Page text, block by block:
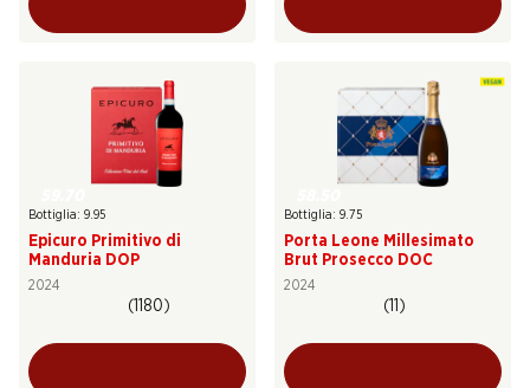
Bottiglia: 9.95
Epicuro Primitivo di
Manduria DOP
2024
(1180)
Bottiglia: 9.75
Porta Leone Millesimato
Brut Prosecco DOC
2024
(11)